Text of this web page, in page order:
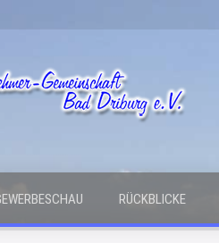
RÜCKBLICKE